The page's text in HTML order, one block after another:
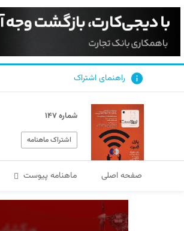
راهنمای اشتراک
شماره ۱۴۷
اشتراک ماهنامه
صفحه اصلی ماهنامه پیوست